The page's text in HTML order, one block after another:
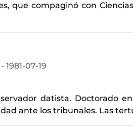
que compaginó con
1981-07-19
datista. Doctorado
ante los tribunales. Las